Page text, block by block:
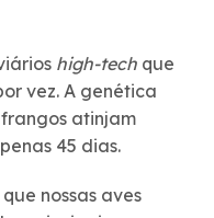
high-tech que
vez. A genética
atinjam
45 dias.
nossas aves